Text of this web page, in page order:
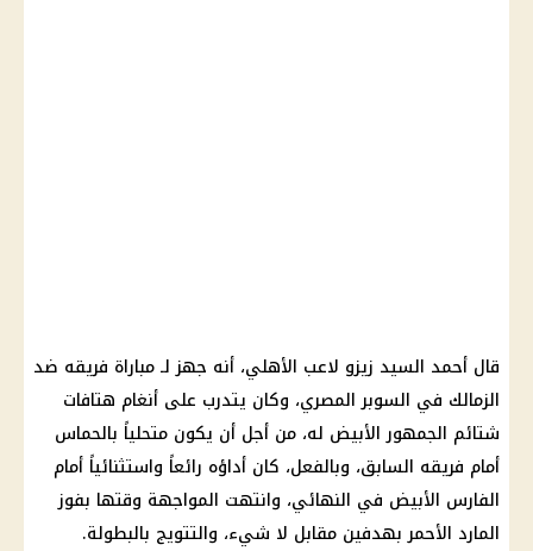
قال أحمد السيد زيزو لاعب الأهلي، أنه جهز لـ مباراة فريقه ضد
الزمالك في السوبر المصري، وكان يتدرب على أنغام هتافات
شتائم الجمهور الأبيض له، من أجل أن يكون متحلياً بالحماس
أمام فريقه السابق، وبالفعل، كان أداؤه رائعاً واستثنائياً أمام
الفارس الأبيض في النهائي، وانتهت المواجهة وقتها بفوز
المارد الأحمر بهدفين مقابل لا شيء، والتتويج بالبطولة.